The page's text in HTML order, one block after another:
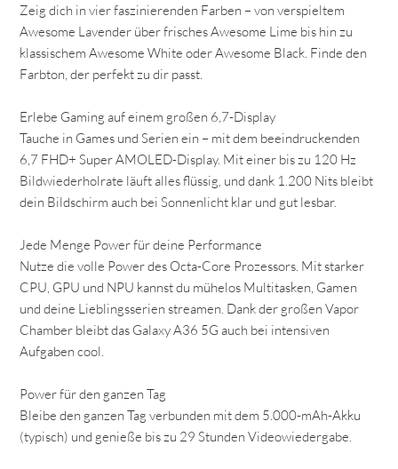
Zeig dich in vier faszinierenden Farben – von verspieltem
Awesome Lavender über frisches Awesome Lime bis hin zu
klassischem Awesome White oder Awesome Black. Finde den
Farbton, der perfekt zu dir passt.
Erlebe Gaming auf einem großen 6,7-Display
Tauche in Games und Serien ein – mit dem beeindruckenden
6,7 FHD+ Super AMOLED-Display. Mit einer bis zu 120 Hz
Bildwiederholrate läuft alles flüssig, und dank 1.200 Nits bleibt
dein Bildschirm auch bei Sonnenlicht klar und gut lesbar.
Jede Menge Power für deine Performance
Nutze die volle Power des Octa-Core Prozessors. Mit starker
CPU, GPU und NPU kannst du mühelos Multitasken, Gamen
und deine Lieblingsserien streamen. Dank der großen Vapor
Chamber bleibt das Galaxy A36 5G auch bei intensiven
Aufgaben cool.
Power für den ganzen Tag
Bleibe den ganzen Tag verbunden mit dem 5.000-mAh-Akku
(typisch) und genieße bis zu 29 Stunden Videowiedergabe.